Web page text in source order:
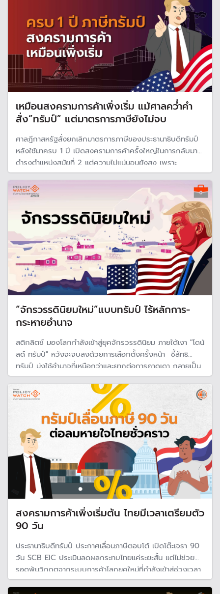
เหมือนสงครามการค้าเพิ่งเริ่ม แม้ศาลคว่ำคำ
สั่ง”ทรัมป์” แต่มาตรการภาษียังไม่จบ
ศาลฎีกาสหรัฐสั่งยกเลิกมาตรการภาษีของประธานาธิบดีทรัมป์
หลังใช้มาครบ 1 ปี เปิดสงครามการค้าครั้งใหญ่ในการกลับมา
ดำรงตำแหน่งสมัยที่ 2 แต่ความไม่แน่นอนยังสูง เพราะ
ประธานาธิบดีทรัมป์มีเครื่องมืออื่น เหมือนกับสงครามการค้า
ครั้งใหม่ "เพิ่งเริ่มต้น"
“จักรวรรดินิยมใหม่”แบบทรัมป์ ไร้หลักการ-
กระหายอำนาจ
สติกลิตซ์ มองโลกกำลังเข้าสู่ยุคจักรวรรดินิยม ภายใต้เงา "โดนั
ลด์ ทรัมป์" หวังจะจบลงด้วยการเลือกตั้งครั้งหน้า ชี้ลัทธิ
ทรัมป์ มุ่งใช้อำนาจที่เหนือกว่าและยากต่อการคาดเดา กลายเป็น
เรื่องที่อันตรายและเป็นเรื่องใกล้ตัวมากขึ้น ระบุเป็นยุคสมัยแห่ง
'kakistocracy' หรือการปกครองโดยกลุ่มคนที่เลวร้ายที่สุด
สงครามการค้าเพิ่งเริ่มต้น ไทยมีเวลาเตรียมตัว
90 วัน
ประธานาธิบดีทรัมป์ ประกาศเลื่อนภาษีตอบโต้ เปิดโต๊ะเจรา 90
วัน SCB EIC ประเมินลดผลกระทบไทยแค่ระยะสั้น แต่ไม่ช่วย
รอดพ้นวิกฤตจากระบบการค้าโลกยุคใหม่ที่กำลังเข้าสู่ช่วงเวลา
แห่งความปั่นป่วน คาดกระทบส่งออกไทย 8.1 แสนล้านบาท